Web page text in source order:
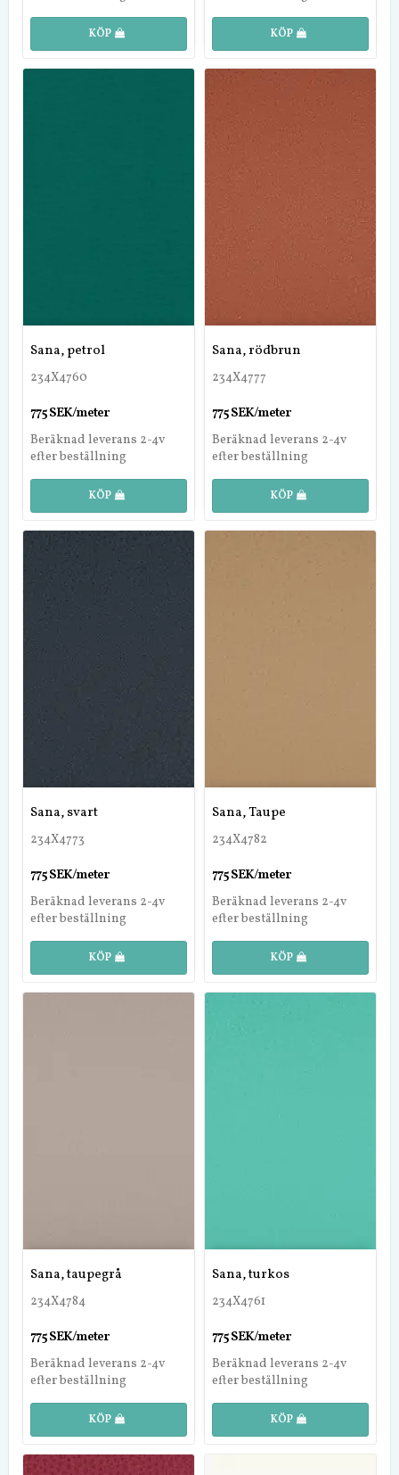
KÖP KÖP
Sana, petrol
234X4760
775 SEK/meter
Beräknad leverans 2-4v
efter beställning
KÖP
Sana, rödbrun
234X4777
775 SEK/meter
Beräknad leverans 2-4v
efter beställning
KÖP
Sana, svart
234X4773
775 SEK/meter
Beräknad leverans 2-4v
efter beställning
KÖP
Sana, Taupe
234X4782
775 SEK/meter
Beräknad leverans 2-4v
efter beställning
KÖP
Sana, taupegrå
234X4784
775 SEK/meter
Beräknad leverans 2-4v
efter beställning
KÖP
Sana, turkos
234X4761
775 SEK/meter
Beräknad leverans 2-4v
efter beställning
KÖP